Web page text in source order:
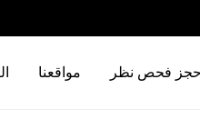
حجز فحص نظر مواقعنا